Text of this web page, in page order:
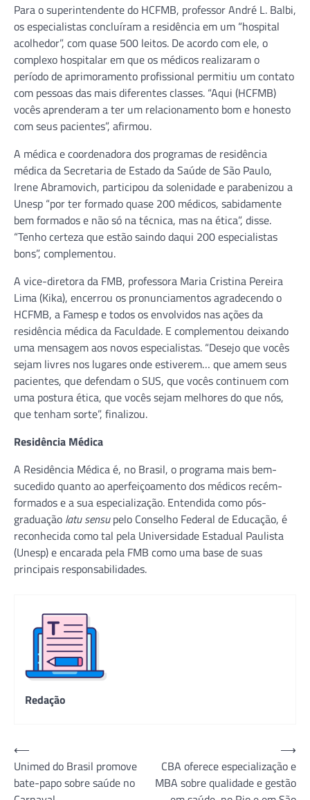
Para o superintendente do HCFMB, professor André L. Balbi,
os especialistas concluíram a residência em um “hospital
acolhedor”, com quase 500 leitos. De acordo com ele, o
complexo hospitalar em que os médicos realizaram o
período de aprimoramento profissional permitiu um contato
com pessoas das mais diferentes classes. “Aqui (HCFMB)
vocês aprenderam a ter um relacionamento bom e honesto
com seus pacientes”, afirmou.
A médica e coordenadora dos programas de residência
médica da Secretaria de Estado da Saúde de São Paulo,
Irene Abramovich, participou da solenidade e parabenizou a
Unesp “por ter formado quase 200 médicos, sabidamente
bem formados e não só na técnica, mas na ética”, disse.
“Tenho certeza que estão saindo daqui 200 especialistas
bons”, complementou.
A vice-diretora da FMB, professora Maria Cristina Pereira
Lima (Kika), encerrou os pronunciamentos agradecendo o
HCFMB, a Famesp e todos os envolvidos nas ações da
residência médica da Faculdade. E complementou deixando
uma mensagem aos novos especialistas. “Desejo que vocês
sejam livres nos lugares onde estiverem… que amem seus
pacientes, que defendam o SUS, que vocês continuem com
uma postura ética, que vocês sejam melhores do que nós,
que tenham sorte”, finalizou.
Residência Médica
A Residência Médica é, no Brasil, o programa mais bem-
sucedido quanto ao aperfeiçoamento dos médicos recém-
formados e a sua especialização. Entendida como pós-
graduação latu sensupelo Conselho Federal de Educação, é
reconhecida como tal pela Universidade Estadual Paulista
(Unesp) e encarada pela FMB como uma base de suas
principais responsabilidades.
Redação
Navegação
de
Post
⟵
Unimed do Brasil promove
bate-papo sobre saúde no
CBA oferece especialização e
MBA sobre qualidade e gestão
⟶